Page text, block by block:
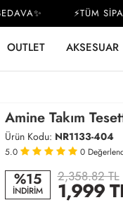
⚡TÜM
OUTLET AKSESUAR
Amine Takım
Ürün Kodu: NR1133-404
5.0 0
%15
İNDİRİM
2,358.82 TL
1,999